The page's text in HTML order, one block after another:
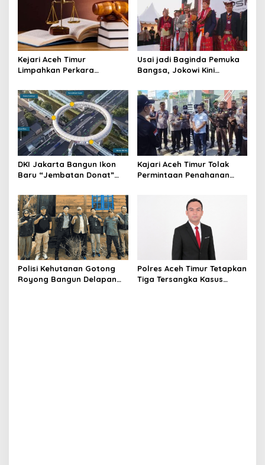
Kejari Aceh Timur
Limpahkan Perkara
Pengadilan Negeri Idi
Usai jadi Baginda Pemuka
Bangsa, Jokowi Kini
DKI Jakarta Bangun Ikon
Baru “Jembatan Donat”
Kajari Aceh Timur Tolak
Permintaan Penahanan
Pengeroyokan Anak, Massa
Ancam Gelar Aksi Lanjutan
Polisi Kehutanan Gotong
Royong Bangun Delapan
Polres Aceh Timur Tetapkan
Tiga Tersangka Kasus